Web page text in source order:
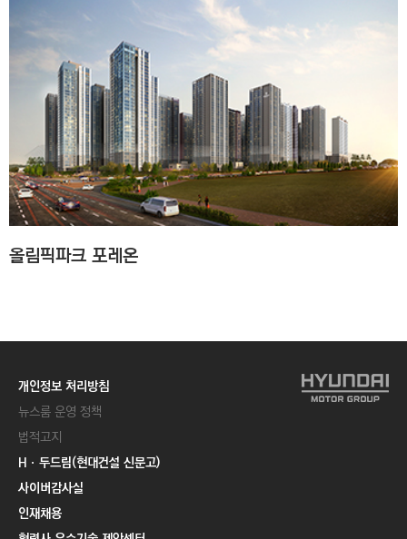
올림픽파크 포레온
개인정보 처리방침
뉴스룸 운영 정책
법적고지
Hㆍ두드림(현대건설 신문고)
사이버감사실
인재채용